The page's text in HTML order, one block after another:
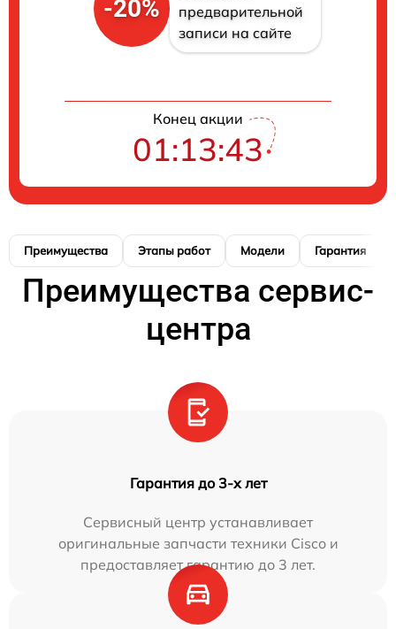
-20%
предварительной
записи на сайте
Конец акции
01:13:42
Преимущества Этапы работ Модели Гарантия
Преимущества сервис-
центра
Гарантия до 3-х лет
Сервисный центр устанавливает
оригинальные запчасти техники Cisco и
предоставляет гарантию до 3 лет.